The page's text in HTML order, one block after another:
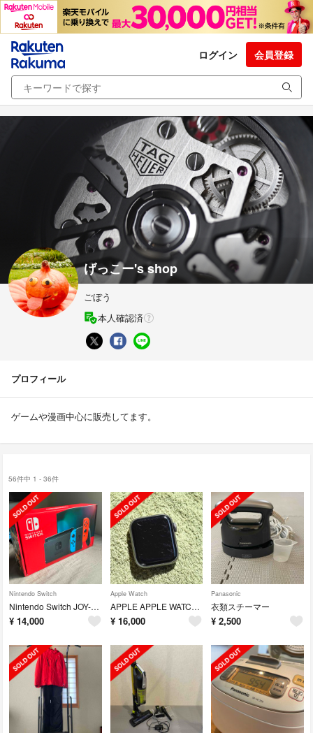
ログイン 会員登録
げっこー's shop
ごぼう
本人確認済
プロフィール
ゲームや漫画中心に販売してます。
56件中 1 - 36件
Nintendo Switch
Nintendo Switch JOY-CON(L) ネオンブルー/(R) ネオ
¥ 14,000
Apple Watch
APPLE APPLE WATCH6 40mm
¥ 16,000
Panasonic
衣類スチーマー
¥ 2,500